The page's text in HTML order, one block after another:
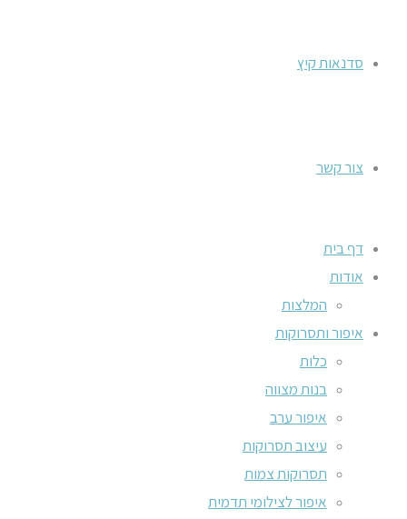
סדנאות קיץ
צור קשר
דף בית
אודות
המלצות
איפור ותסרוקות
כלות
בנות מצווה
איפור ערב
עיצוב תסרוקות
תסרוקות צמות
איפור לצילומי תדמית